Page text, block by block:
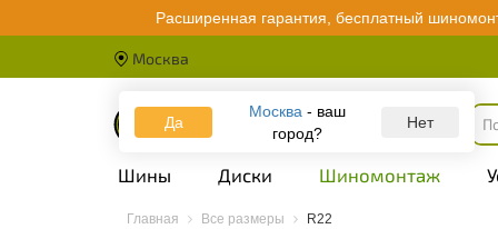
Расширенная гарантия, бесплатный
Москва
Да
Москва - ваш
город?
Нет
Каталог
Шины Диски Шиномонтаж
Главная Все размеры R22
Doublestar
Ecotyre
Emrald
Falken
Firemax